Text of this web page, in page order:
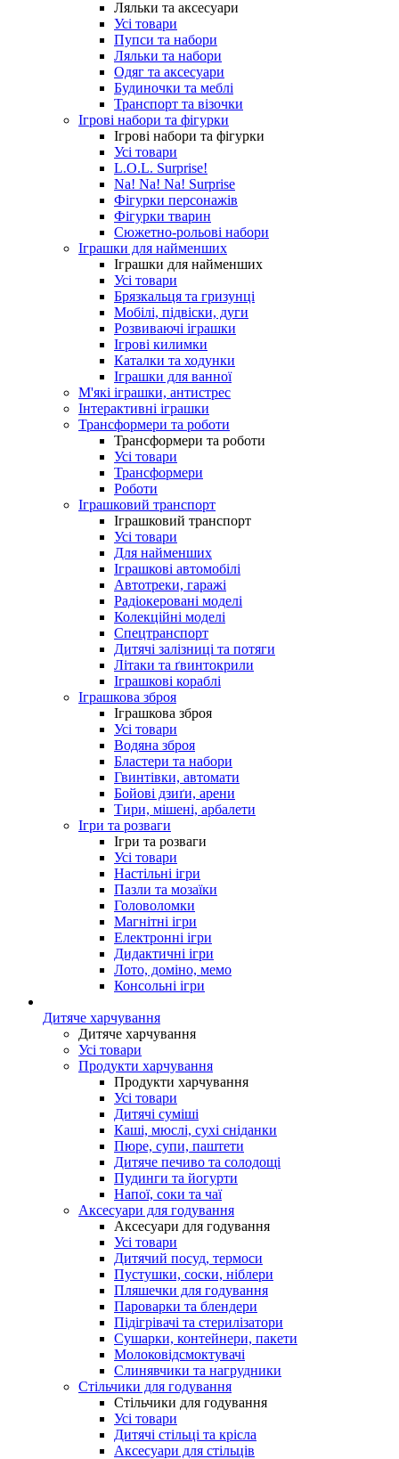
Ляльки та аксесуари
Усі товари
Пупси та набори
Ляльки та набори
Одяг та аксесуари
Будиночки та меблі
Транспорт та візочки
Ігрові набори та фігурки
Ігрові набори та фігурки
Усі товари
L.O.L. Surprise!
Na! Na! Na! Surprise
Фігурки персонажів
Фігурки тварин
Сюжетно-рольові набори
Іграшки для найменших
Іграшки для найменших
Усі товари
Брязкальця та гризунці
Мобілі, підвіски, дуги
Розвиваючі іграшки
Ігрові килимки
Каталки та ходунки
Іграшки для ванної
М'які іграшки, антистрес
Інтерактивні іграшки
Трансформери та роботи
Трансформери та роботи
Усі товари
Трансформери
Роботи
Іграшковий транспорт
Іграшковий транспорт
Усі товари
Для найменших
Іграшкові автомобілі
Автотреки, гаражі
Радіокеровані моделі
Колекційні моделі
Спецтранспорт
Дитячі залізниці та потяги
Літаки та ґвинтокрили
Іграшкові кораблі
Іграшкова зброя
Іграшкова зброя
Усі товари
Водяна зброя
Бластери та набори
Гвинтівки, автомати
Бойові дзиґи, арени
Тири, мішені, арбалети
Ігри та розваги
Ігри та розваги
Усі товари
Настільні ігри
Пазли та мозаїки
Головоломки
Магнітні ігри
Електронні ігри
Дидактичні ігри
Лото, доміно, мемо
Консольні ігри
Дитяче харчування
Дитяче харчування
Усі товари
Продукти харчування
Продукти харчування
Усі товари
Дитячі суміші
Каші, мюслі, сухі сніданки
Пюре, супи, паштети
Дитяче печиво та солодощі
Пудинги та йогурти
Напої, соки та чаї
Аксесуари для годування
Аксесуари для годування
Усі товари
Дитячий посуд, термоси
Пустушки, соски, ніблери
Пляшечки для годування
Пароварки та блендери
Підігрівачі та стерилізатори
Сушарки, контейнери, пакети
Молоковідсмоктувачі
Слинявчики та нагрудники
Стільчики для годування
Стільчики для годування
Усі товари
Дитячі стільці та крісла
Аксесуари для стільців